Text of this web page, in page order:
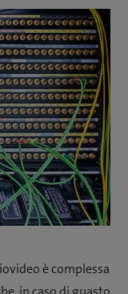
è complessa